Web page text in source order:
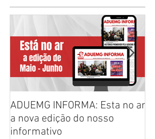
ADUEMG INFORMA: Esta no ar
a nova edição do nosso
informativo